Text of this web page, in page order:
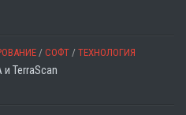
/ СОФТ / ТЕХНОЛОГИЯ
TerraScan